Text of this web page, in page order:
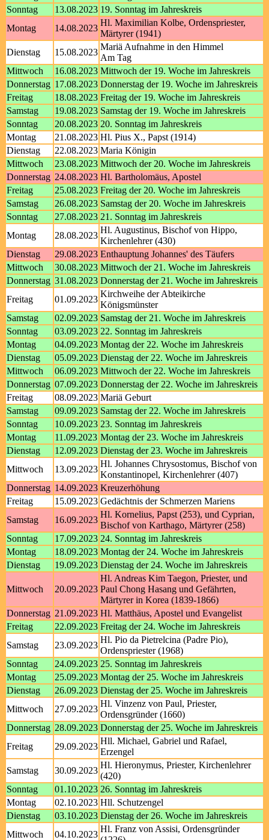
Sonntag
13.08.2023 19. Sonntag im Jahreskreis
Montag
14.08.2023
Hl. Maximilian Kolbe, Ordenspriester,
Märtyrer (1941)
Dienstag
15.08.2023
Mariä Aufnahme in den Himmel
Am Tag
Mittwoch
16.08.2023 Mittwoch der 19. Woche im Jahreskreis
Donnerstag 17.08.2023 Donnerstag der 19. Woche im Jahreskreis
Freitag
18.08.2023 Freitag der 19. Woche im Jahreskreis
Samstag
19.08.2023 Samstag der 19. Woche im Jahreskreis
Sonntag
20.08.2023 20. Sonntag im Jahreskreis
Montag
21.08.2023 Hl. Pius X., Papst (1914)
Dienstag
22.08.2023 Maria Königin
Mittwoch
23.08.2023 Mittwoch der 20. Woche im Jahreskreis
Donnerstag 24.08.2023 Hl. Bartholomäus, Apostel
Freitag
25.08.2023 Freitag der 20. Woche im Jahreskreis
Samstag
26.08.2023 Samstag der 20. Woche im Jahreskreis
Sonntag
27.08.2023 21. Sonntag im Jahreskreis
Montag
28.08.2023
Hl. Augustinus, Bischof von Hippo,
Kirchenlehrer (430)
Dienstag
29.08.2023 Enthauptung Johannes' des Täufers
Mittwoch
30.08.2023 Mittwoch der 21. Woche im Jahreskreis
Donnerstag 31.08.2023 Donnerstag der 21. Woche im Jahreskreis
Freitag
01.09.2023
Kirchweihe der Abteikirche
Königsmünster
Samstag
02.09.2023 Samstag der 21. Woche im Jahreskreis
Sonntag
03.09.2023 22. Sonntag im Jahreskreis
Montag
04.09.2023 Montag der 22. Woche im Jahreskreis
Dienstag
05.09.2023 Dienstag der 22. Woche im Jahreskreis
Mittwoch
06.09.2023 Mittwoch der 22. Woche im Jahreskreis
Donnerstag 07.09.2023 Donnerstag der 22. Woche im Jahreskreis
Freitag
08.09.2023 Mariä Geburt
Samstag
09.09.2023 Samstag der 22. Woche im Jahreskreis
Sonntag
10.09.2023 23. Sonntag im Jahreskreis
Montag
11.09.2023 Montag der 23. Woche im Jahreskreis
Dienstag
12.09.2023 Dienstag der 23. Woche im Jahreskreis
Mittwoch
13.09.2023
Hl. Johannes Chrysostomus, Bischof von
Konstantinopel, Kirchenlehrer (407)
Donnerstag 14.09.2023 Kreuzerhöhung
Freitag
15.09.2023 Gedächtnis der Schmerzen Mariens
Samstag
16.09.2023
Hl. Kornelius, Papst (253), und Cyprian,
Bischof von Karthago, Märtyrer (258)
Sonntag
17.09.2023 24. Sonntag im Jahreskreis
Montag
18.09.2023 Montag der 24. Woche im Jahreskreis
Dienstag
19.09.2023 Dienstag der 24. Woche im Jahreskreis
Mittwoch 20.09.2023
Hl. Andreas Kim Taegon, Priester, und
Paul Chong Hasang und Gefährten,
Märtyrer in Korea (1839-1866)
Donnerstag 21.09.2023 Hl. Matthäus, Apostel und Evangelist
Freitag
22.09.2023 Freitag der 24. Woche im Jahreskreis
Samstag
23.09.2023
Hl. Pio da Pietrelcina (Padre Pio),
Ordenspriester (1968)
Sonntag
24.09.2023 25. Sonntag im Jahreskreis
Montag
25.09.2023 Montag der 25. Woche im Jahreskreis
Dienstag
26.09.2023 Dienstag der 25. Woche im Jahreskreis
Mittwoch
27.09.2023
Hl. Vinzenz von Paul, Priester,
Ordensgründer (1660)
Donnerstag 28.09.2023 Donnerstag der 25. Woche im Jahreskreis
Freitag
29.09.2023
Hll. Michael, Gabriel und Rafael,
Erzengel
Samstag
30.09.2023
Hl. Hieronymus, Priester, Kirchenlehrer
(420)
Sonntag
01.10.2023 26. Sonntag im Jahreskreis
Montag
02.10.2023 Hll. Schutzengel
Dienstag
03.10.2023 Dienstag der 26. Woche im Jahreskreis
Mittwoch
04.10.2023
Hl. Franz von Assisi, Ordensgründer